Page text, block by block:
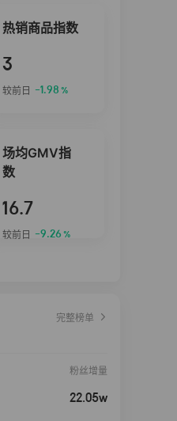
热销商品指数
3
较前日 -1.98 %
场均GMV指
数
16.7
较前日 -9.26 %
完整榜单
粉丝增量
22.05w